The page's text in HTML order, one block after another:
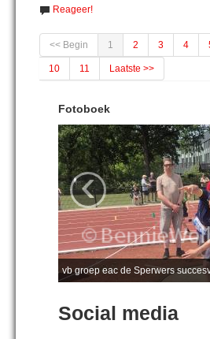
Reageer!
<< Begin 1 2 3 4
10 11 Laatste >>
Fotoboek
vb groep eac de Sperwers
‹
Social media